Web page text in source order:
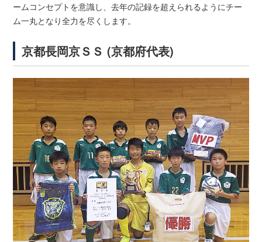
ームコンセプトを意識し、去年の記録を超えられるようにチー
ム一丸となり全力を尽くします。
京都長岡京ＳＳ (京都府代表)